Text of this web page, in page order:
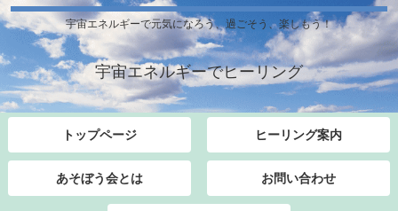
宇宙エネルギーで元気になろう、過ごそう、楽しもう！
宇宙エネルギーでヒーリング
トップページ ヒーリング案内
あそぼう会とは お問い合わせ